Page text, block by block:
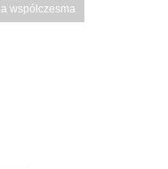
współczesma